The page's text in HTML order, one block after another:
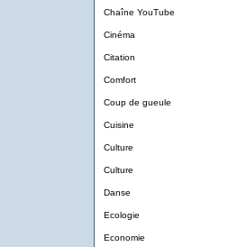
Chaîne YouTube
Cinéma
Citation
Comfort
Coup de gueule
Cuisine
Culture
Culture
Danse
Ecologie
Economie